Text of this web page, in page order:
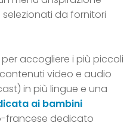
da fornitori
accogliere i più piccoli
video e audio
in più lingue e una
ai bambini
francese dedicato